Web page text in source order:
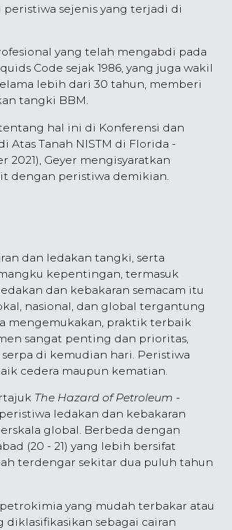
sejenis yang terjadi di
yang telah mengabdi pada
Code sejak 1986, yang juga wakil
lebih dari 30 tahun, memberi
tangki BBM.
hal ini di Konferensi dan
Atas Tanah NISTM di Florida -
2021), Geyer mengisyaratkan
dengan peristiwa demikian.
dan ledakan tangki, serta
kepentingan, termasuk
dan kebakaran semacam itu
nasional, dan global tergantung
mengemukakan, praktik terbaik
sangat penting dan prioritas,
di kemudian hari. Peristiwa
cedera maupun kematian.
The Hazard of Petroleum -
ledakan dan kebakaran
global. Berbeda dengan
(20 - 21) yang lebih bersifat
terdengar sekitar dua puluh tahun
yang mudah terbakar atau
sebagai cairan